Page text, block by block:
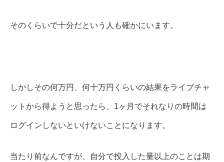
そのくらいで十分だという人も確かにいます。
しかしその何万円、何十万円くらいの結果をライブチャ
ットから得ようと思ったら、1ヶ月でそれなりの時間は
ログインしないといけないことになります。
当たり前なんですが、自分で投入した量以上のことは期